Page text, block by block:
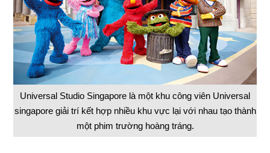
Universal Studio Singapore là một khu công viên Universal
singapore giải trí kết hợp nhiều khu vực lại với nhau tạo thành
một phim trường hoàng tráng.